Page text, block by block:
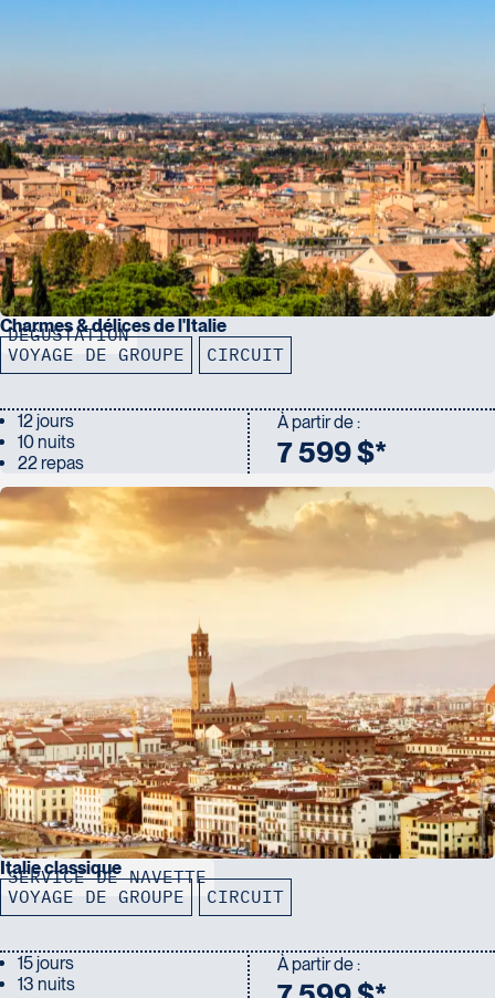
DÉGUSTATION
Charmes & délices de l'Italie
VOYAGE DE GROUPE CIRCUIT
12 jours
10 nuits
22 repas
À partir de :
7 599 $*
SERVICE DE NAVETTE
Italie classique
VOYAGE DE GROUPE CIRCUIT
15 jours
13 nuits
À partir de :